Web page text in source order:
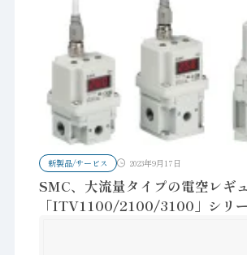
新製品/サービス 2023年9月17日
SMC、大流量タイプの電空レギ
「ITV1100/2100/3100」シリ